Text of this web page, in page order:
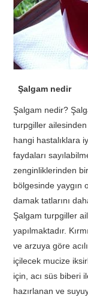
TATIL
BIYOLOJI
Şalgam nedir
Şalgam nedir?
turpgiller
hangi hastalıklara
faydaları
zenginliklerinden
bölgesinde yaygın
damak tatlarını
Şalgam turpgiller
yapılmaktadır.
ve arzuya göre
içilecek mucize
için, acı süs biberi
hazırlanan ve